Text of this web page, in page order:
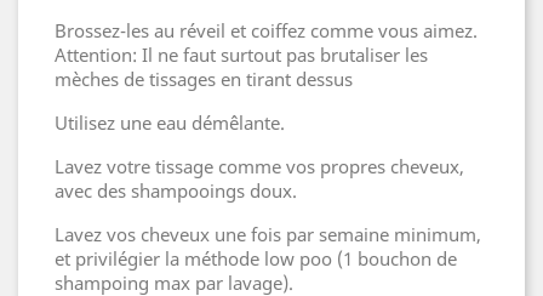
Brossez-les au réveil et coiffez comme vous aimez.
Attention: Il ne faut surtout pas brutaliser les
mèches de tissages en tirant dessus
Utilisez une eau démêlante.
Lavez votre tissage comme vos propres cheveux,
avec des shampooings doux.
Lavez vos cheveux une fois par semaine minimum,
et privilégier la méthode low poo (1 bouchon de
shampoing max par lavage).